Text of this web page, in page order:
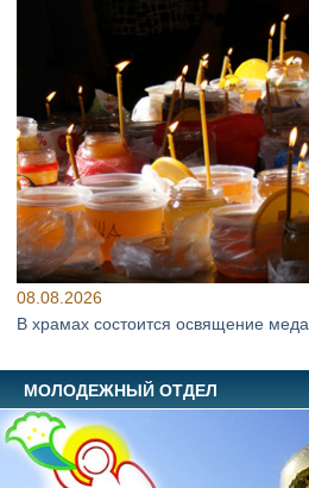
08.08.2026
В храмах состоится освящение меда
МОЛОДЕЖНЫЙ ОТДЕЛ